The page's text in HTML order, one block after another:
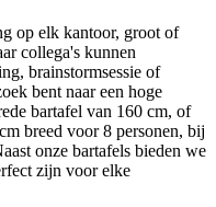
op elk kantoor, groot of
collega's kunnen
brainstormsessie of
bent naar een hoge
bartafel van 160 cm, of
breed voor 8 personen, bij
onze bartafels bieden we
zijn voor elke